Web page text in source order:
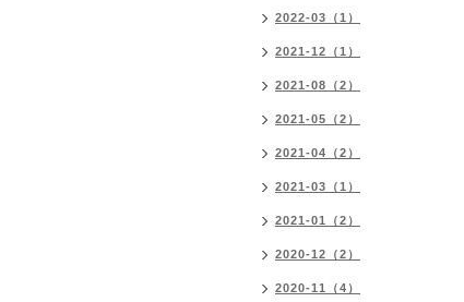
2022-03（1）
2021-12（1）
2021-08（2）
2021-05（2）
2021-04（2）
2021-03（1）
2021-01（2）
2020-12（2）
2020-11（4）